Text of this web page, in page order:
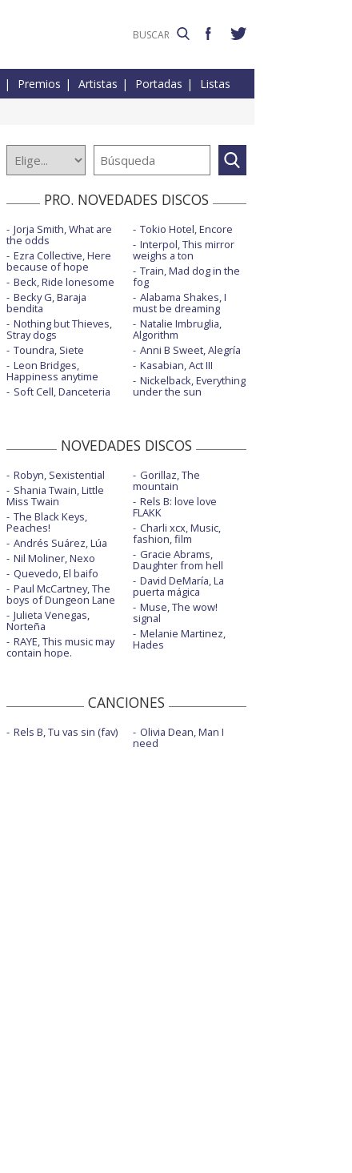
Premios Artistas Portadas Listas
PRO. NOVEDADES DISCOS
Jorja Smith, What are
the odds
Ezra Collective, Here
because of hope
Beck, Ride lonesome
Becky G, Baraja
bendita
Nothing but Thieves,
Stray dogs
Toundra, Siete
Leon Bridges,
Happiness anytime
Soft Cell, Danceteria
Tokio Hotel, Encore
Interpol, This mirror
weighs a ton
Train, Mad dog in the
fog
Alabama Shakes, I
must be dreaming
Natalie Imbruglia,
Algorithm
Anni B Sweet, Alegría
Kasabian, Act III
Nickelback, Everything
under the sun
NOVEDADES DISCOS
Robyn, Sexistential
Shania Twain, Little
Miss Twain
The Black Keys,
Peaches!
Andrés Suárez, Lúa
Nil Moliner, Nexo
Quevedo, El baifo
Paul McCartney, The
boys of Dungeon Lane
Julieta Venegas,
Norteña
RAYE, This music may
contain hope.
Gorillaz, The
mountain
Rels B: love love
FLAKK
Charli xcx, Music,
fashion, film
Gracie Abrams,
Daughter from hell
David DeMaría, La
puerta mágica
Muse, The wow!
signal
Melanie Martinez,
Hades
CANCIONES
Rels B, Tu vas sin (fav) Olivia Dean, Man I
need